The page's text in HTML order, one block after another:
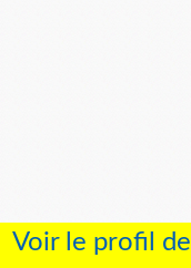
Voir le profil de